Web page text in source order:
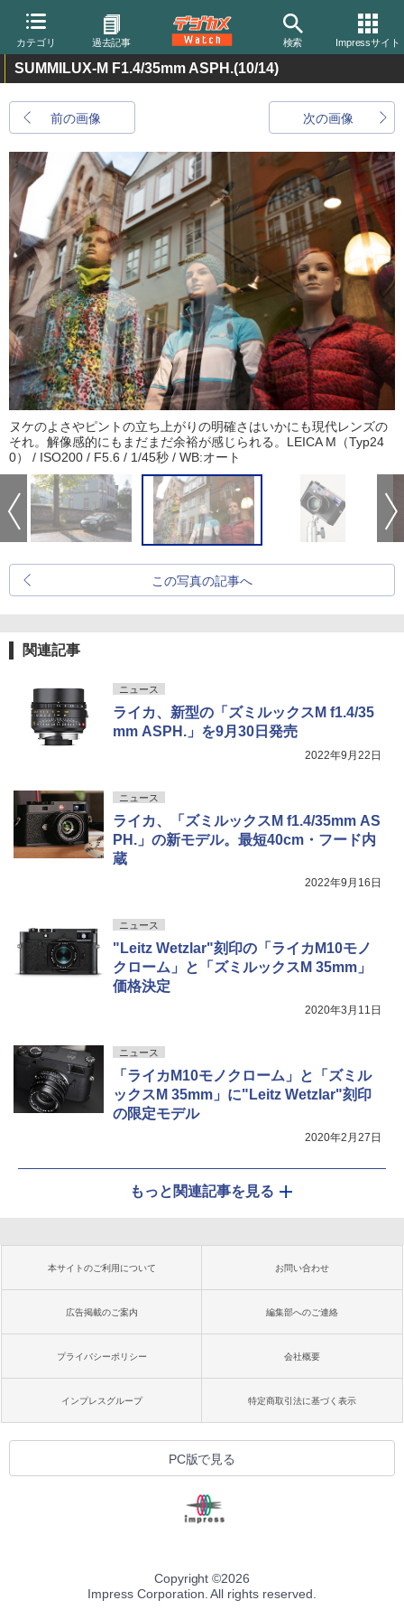
カテゴリ 過去記事 検索 Impressサイト
SUMMILUX-M F1.4/35mm ASPH.(10/14)
前の画像 次の画像
ヌケのよさやピントの立ち上がりの明確さはいかにも現代レンズの
それ。解像感的にもまだまだ余裕が感じられる。LEICA M（Typ24
0） / ISO200 / F5.6 / 1/45秒 / WB:オート
この写真の記事へ
関連記事
ニュース
ライカ、新型の「ズミルックスM f1.4/35
mm ASPH.」を9月30日発売
2022年9月22日
ニュース
ライカ、「ズミルックスM f1.4/35mm AS
PH.」の新モデル。最短40cm・フード内
蔵
2022年9月16日
ニュース
"Leitz Wetzlar"刻印の「ライカM10モノ
クローム」と「ズミルックスM 35mm」
価格決定
2020年3月11日
ニュース
「ライカM10モノクローム」と「ズミル
ックスM 35mm」に"Leitz Wetzlar"刻印
の限定モデル
2020年2月27日
もっと関連記事を見る
本サイトのご利用について お問い合わせ
広告掲載のご案内 編集部へのご連絡
プライバシーポリシー 会社概要
インプレスグループ 特定商取引法に基づく表示
PC版で見る
Copyright ©2026
Impress Corporation. All rights reserved.